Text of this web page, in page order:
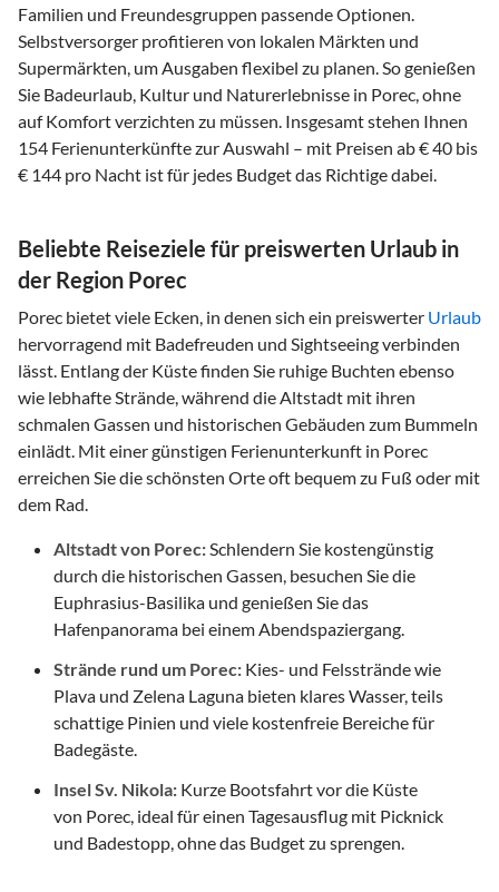
Familien und Freundesgruppen passende Optionen.
Selbstversorger profitieren von lokalen Märkten und
Supermärkten, um Ausgaben flexibel zu planen. So genießen
Sie Badeurlaub, Kultur und Naturerlebnisse in Porec, ohne
auf Komfort verzichten zu müssen. Insgesamt stehen Ihnen
154 Ferienunterkünfte zur Auswahl – mit Preisen ab € 40 bis
€ 144 pro Nacht ist für jedes Budget das Richtige dabei.
Beliebte Reiseziele für preiswerten Urlaub in
der Region Porec
Porec bietet viele Ecken, in denen sich ein preiswerter Urlaub
hervorragend mit Badefreuden und Sightseeing verbinden
lässt. Entlang der Küste finden Sie ruhige Buchten ebenso
wie lebhafte Strände, während die Altstadt mit ihren
schmalen Gassen und historischen Gebäuden zum Bummeln
einlädt. Mit einer günstigen Ferienunterkunft in Porec
erreichen Sie die schönsten Orte oft bequem zu Fuß oder mit
dem Rad.
Altstadt von Porec:Schlendern Sie kostengünstig
durch die historischen Gassen, besuchen Sie die
Euphrasius-Basilika und genießen Sie das
Hafenpanorama bei einem Abendspaziergang.
Strände rund um Porec: Kies- und Felsstrände wie
Plava und Zelena Laguna bieten klares Wasser, teils
schattige Pinien und viele kostenfreie Bereiche für
Badegäste.
Insel Sv. Nikola: Kurze Bootsfahrt vor die Küste
von Porec, ideal für einen Tagesausflug mit Picknick
und Badestopp, ohne das Budget zu sprengen.